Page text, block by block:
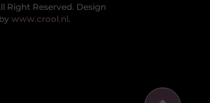
Right Reserved. Design
bywww.crool.nl.